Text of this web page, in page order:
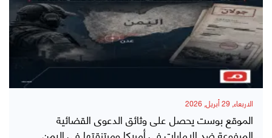
الاربعاء, 29 أبريل, 2026
الموقع بوست يحصل على وثائق الدعوى القضائية